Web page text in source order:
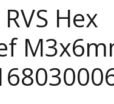
Hex